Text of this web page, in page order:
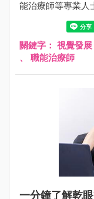
能治療師等專業人
關鍵字： 視覺發展
、 職能治療師
一分鐘了解乾